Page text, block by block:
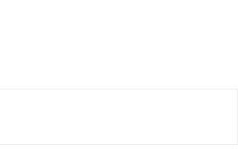
game là một điện thoại thông minh